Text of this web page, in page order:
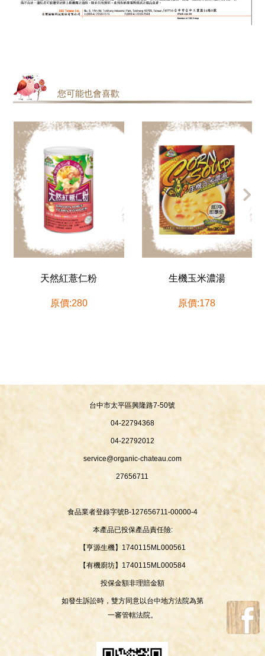
您可能也會喜歡
天然紅薏仁粉
原價:280
生機玉米濃湯
原價:178
台中市太平區興隆路7-50號
04-22794368
04-22792012
service@organic-chateau.com
27656711
食品業者登錄字號B-127656711-00000-4
本產品已投保產品責任險:
【亨源生機】1740115ML000561
【有機廚坊】1740115ML000584
投保金額非理賠金額
如發生訴訟時，雙方同意以台中地方法院為第
一審管轄法院。